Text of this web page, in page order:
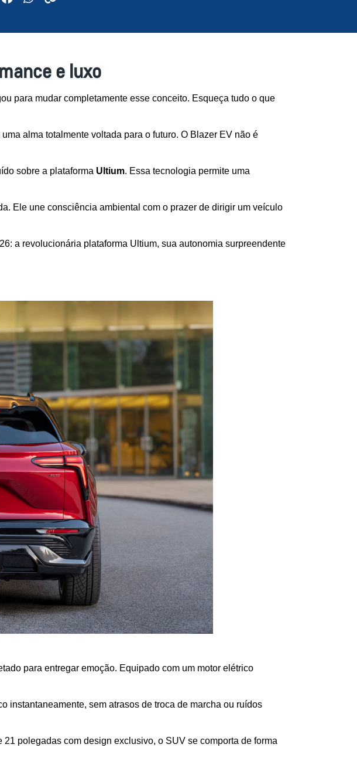
e luxo
para mudar completamente esse conceito. Esqueça tudo o que
alma totalmente voltada para o futuro. O Blazer EV não é
sobre a plataforma Ultium. Essa tecnologia permite uma
Ele une consciência ambiental com o prazer de dirigir um veículo
a revolucionária plataforma Ultium, sua autonomia surpreendente
para entregar emoção. Equipado com um motor elétrico
instantaneamente, sem atrasos de troca de marcha ou ruídos
polegadas com design exclusivo, o SUV se comporta de forma